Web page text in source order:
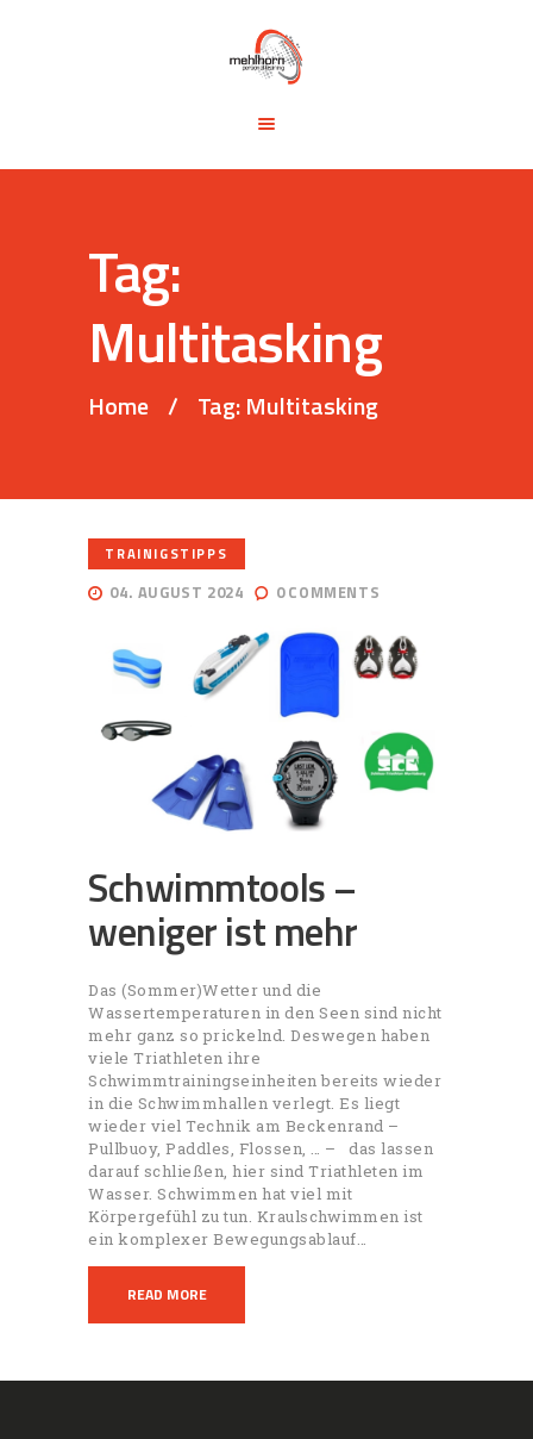
Tag:
Multitasking
Home Tag: Multitasking
KONTAKT
TRAINIGSTIPPS
04. AUGUST 2024 0COMMENTS
Schwimmtools –
weniger ist mehr
Das (Sommer)Wetter und die
Wassertemperaturen in den Seen sind nicht
mehr ganz so prickelnd. Deswegen haben
viele Triathleten ihre
Schwimmtrainingseinheiten bereits wieder
in die Schwimmhallen verlegt. Es liegt
wieder viel Technik am Beckenrand –
Pullbuoy, Paddles, Flossen, … – das lassen
darauf schließen, hier sind Triathleten im
Wasser. Schwimmen hat viel mit
Körpergefühl zu tun. Kraulschwimmen ist
ein komplexer Bewegungsablauf…
READ MORE